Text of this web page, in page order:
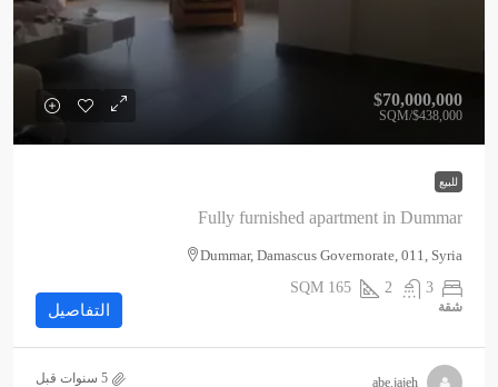
$70,000,000
$438,000
/SQM
للبيع
Fully furnished apartment in Dummar
Dummar, Damascus Governorate, 011, Syria
3
2
165
SQM
شقة التفاصيل
abe.jajeh